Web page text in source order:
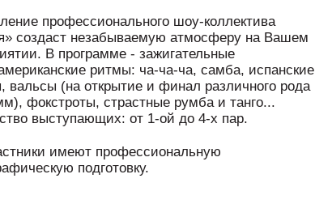
профессионального шоу-коллектива
создаст незабываемую атмосферу на Вашем
В программе - зажигательные
ритмы: ча-ча-ча, самба, испанские
вальсы (на открытие и финал различного рода
фокстроты, страстные румба и танго...
выступающих: от 1-ой до 4-х пар.
имеют профессиональную
подготовку.